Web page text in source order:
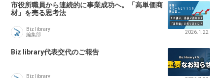
市役所職員から連続的に事業成功へ。「高単価商
材」を売る思考法
Biz library
編集部
2026.1.22
Biz library代表交代のご報告
Biz library